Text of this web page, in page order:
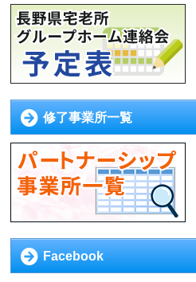
修了事業所一覧
Facebook